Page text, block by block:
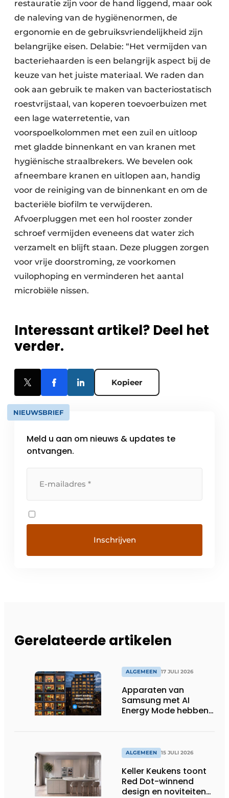
restauratie zijn voor de hand liggend, maar ook
de naleving van de hygiënenormen, de
ergonomie en de gebruiksvriendelijkheid zijn
belangrijke eisen. Delabie: “Het vermijden van
bacteriehaarden is een belangrijk aspect bij de
keuze van het juiste materiaal. We raden dan
ook aan gebruik te maken van bacteriostatisch
roestvrijstaal, van koperen toevoerbuizen met
een lage waterretentie, van
voorspoelkolommen met een zuil en uitloop
met gladde binnenkant en van kranen met
hygiënische straalbrekers. We bevelen ook
afneembare kranen en uitlopen aan, handig
voor de reiniging van de binnenkant en om de
bacteriële biofilm te verwijderen.
Afvoerpluggen met een hol rooster zonder
schroef vermijden eveneens dat water zich
verzamelt en blijft staan. Deze pluggen zorgen
voor vrije doorstroming, ze voorkomen
vuilophoping en verminderen het aantal
microbiële nissen.
Interessant artikel? Deel het
verder.
Kopieer
NIEUWSBRIEF
Meld u aan om nieuws & updates te
ontvangen.
Gerelateerde artikelen
ALGEMEEN 17 JULI 2026
Apparaten van
Samsung met AI
Energy Mode hebben
huishoudens, wat
overeenkomt met het
wassen van 22.023.110
voetbalshirts
ALGEMEEN 15 JULI 2026
Keller Keukens toont
Red Dot-winnend
design en noviteiten